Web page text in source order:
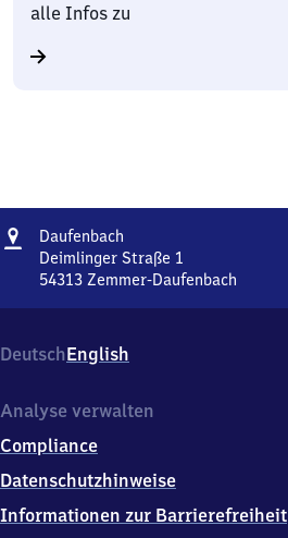
alle Infos zu
Adresse
Daufenbach
Deimlinger Straße 1
54313 Zemmer-Daufenbach
Straße
1,
4
1
3
Daufenbach
DeutschEnglish
Analyse verwalten
Compliance
Datenschutzhinweise
Informationen zur Barrierefreiheit